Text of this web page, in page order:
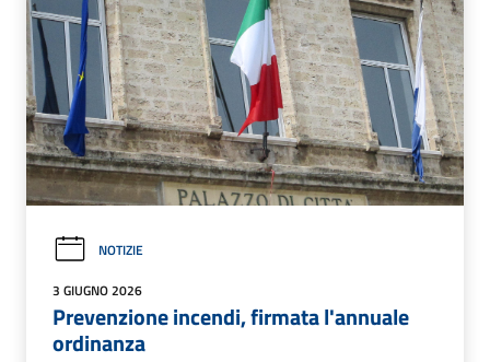
NOTIZIE
3 GIUGNO 2026
Prevenzione incendi, firmata l'annuale
ordinanza